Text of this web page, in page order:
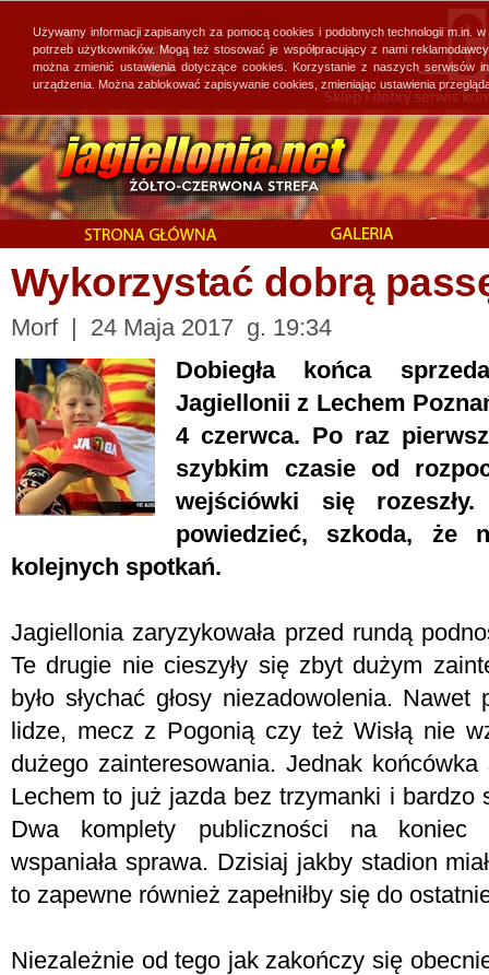
Wykorzystać dobrą
Morf | 24 Maja 2017 g. 19:34
Dobiegła końca
Jagiellonii z Lechem
4 czerwca. Po raz
szybkim czasie od
wejściówki się
powiedzieć, szkoda, że
kolejnych spotkań.
Jagiellonia zaryzykowała przed rundą
Te drugie nie cieszyły się zbyt dużym
było słychać głosy niezadowolenia.
lidze, mecz z Pogonią czy też Wisłą nie
dużego zainteresowania. Jednak
Lechem to już jazda bez trzymanki i bardzo
Dwa komplety publiczności na koniec
wspaniała sprawa. Dzisiaj jakby stadion
to zapewne również zapełniłby się do
Niezależnie od tego jak zakończy się
Używamy informacji zapisanych za pomocą cookies i podobnych technologii
potrzeb użytkowników. Mogą też stosować je współpracujący z nami
można zmienić ustawienia dotyczące cookies. Korzystanie z naszych
urządzenia. Można zablokować zapisywanie cookies, zmieniając ustawienia